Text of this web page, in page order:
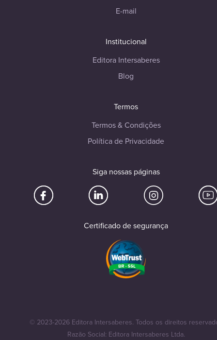
E-mail
Institucional
Editora Intersaberes
Blog
Termos
Termos & Condições
Política de Privacidade
Siga nossas páginas
Certificado de segurança
© 2023-2026 Editora Intersaberes. Todos os direitos
Razão Social: Editora Intersaberes Ltda.